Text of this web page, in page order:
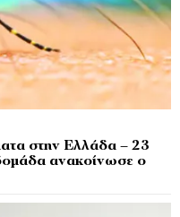
στην Ελλάδα – 23
ανακοίνωσε ο